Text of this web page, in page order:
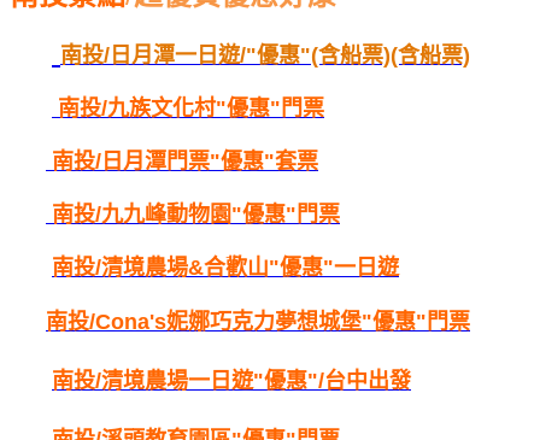
南投/日月潭一日遊/"優惠"(含船票)(含船票)
南投/九族文化村"優惠"門票
南投/ 日月潭門票"優惠"套票
南投/九九峰動物園"優惠"門票
南投/清境農場&合歡山"優惠"一日遊
南投/Cona's妮娜巧克力夢想城堡"優惠"門票
南投/清境農場一日遊"優惠"/台中出發